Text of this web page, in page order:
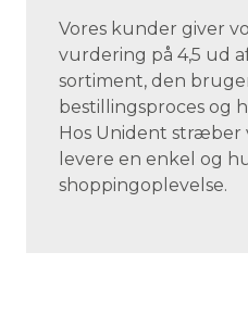
Vores kunder giver
vurdering på 4,5 ud
sortiment, den
bestillingsproces og
Hos Unident stræber
levere en enkel og
shoppingoplevelse.